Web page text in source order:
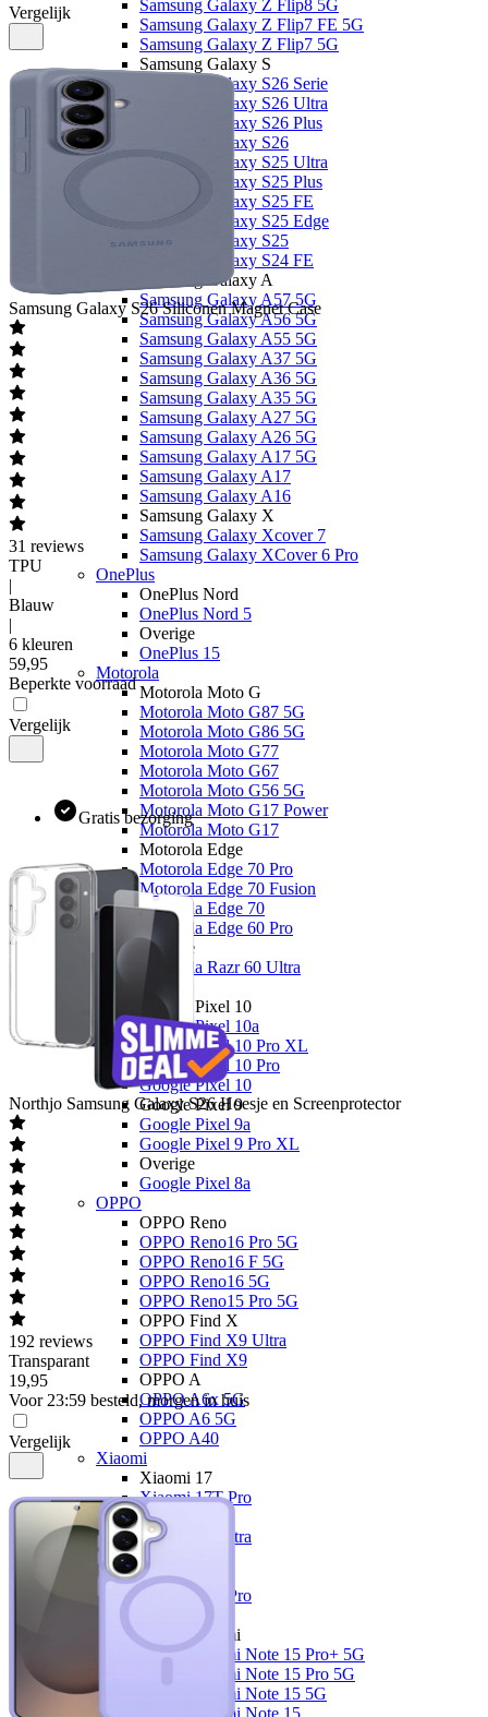
Samsung Galaxy Z Flip8 5G
Samsung Galaxy Z Flip7 FE 5G
Samsung Galaxy Z Flip7 5G
Samsung Galaxy S
Samsung Galaxy S26 Serie
Samsung Galaxy S26 Ultra
Samsung Galaxy S26 Plus
Samsung Galaxy S26
Samsung Galaxy S25 Ultra
Samsung Galaxy S25 Plus
Samsung Galaxy S25 FE
Samsung Galaxy S25 Edge
Samsung Galaxy S25
Samsung Galaxy S24 FE
Samsung Galaxy A
Samsung Galaxy A57 5G
Samsung Galaxy A56 5G
Samsung Galaxy A55 5G
Samsung Galaxy A37 5G
Samsung Galaxy A36 5G
Samsung Galaxy A35 5G
Samsung Galaxy A27 5G
Samsung Galaxy A26 5G
Samsung Galaxy A17 5G
Samsung Galaxy A17
Samsung Galaxy A16
Samsung Galaxy X
Samsung Galaxy Xcover 7
Samsung Galaxy XCover 6 Pro
OnePlus
OnePlus Nord
OnePlus Nord 5
Overige
OnePlus 15
Motorola
Motorola Moto G
Motorola Moto G87 5G
Motorola Moto G86 5G
Motorola Moto G77
Motorola Moto G67
Motorola Moto G56 5G
Motorola Moto G17 Power
Motorola Moto G17
Motorola Edge
Motorola Edge 70 Pro
Motorola Edge 70 Fusion
Motorola Edge 70
Motorola Edge 60 Pro
Overige
Motorola Razr 60 Ultra
Google Pixel 10
Google Pixel 10a
Google Pixel 10 Pro XL
Google Pixel 10 Pro
Google Pixel 10
Google Pixel 9
Google Pixel 9a
Google Pixel 9 Pro XL
Overige
Google Pixel 8a
OPPO
OPPO Reno
OPPO Reno16 Pro 5G
OPPO Reno16 F 5G
OPPO Reno16 5G
OPPO Reno15 Pro 5G
OPPO Find X
OPPO Find X9 Ultra
OPPO Find X9
OPPO A
OPPO A6x 5G
OPPO A6 5G
OPPO A40
Xiaomi
Xiaomi 17
Xiaomi 17T Pro
Xiaomi 17T
Xiaomi 17 Ultra
Xiaomi 15
Xiaomi 15T Pro
Xiaomi Redmi
Xiaomi Redmi Note 15 Pro+ 5G
Xiaomi Redmi Note 15 Pro 5G
Xiaomi Redmi Note 15 5G
Xiaomi Redmi Note 15
Vergelijk
Samsung Galaxy S26 Siliconen Magnet Case
31 reviews
TPU
|
Blauw
|
6 kleuren
59,95
Beperkte voorraad
Vergelijk
Gratis bezorging
Northjo Samsung Galaxy S26 Hoesje en Screenprotector
192 reviews
Transparant
19,95
Voor 23:59 besteld, morgen in huis
Vergelijk